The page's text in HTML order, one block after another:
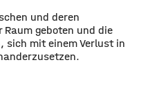
und deren
Raum geboten und die
sich mit einem Verlust in